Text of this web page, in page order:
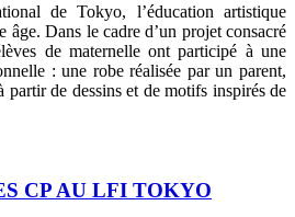
de Tokyo, l’éducation artistique
âge. Dans le cadre d’un projet consacré
de maternelle ont participé à une
: une robe réalisée par un parent,
partir de dessins et de motifs inspirés de
CP AU LFI TOKYO